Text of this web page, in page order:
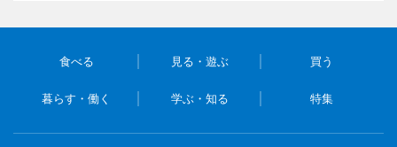
食べる 見る・遊ぶ 買う
暮らす・働く 学ぶ・知る 特集